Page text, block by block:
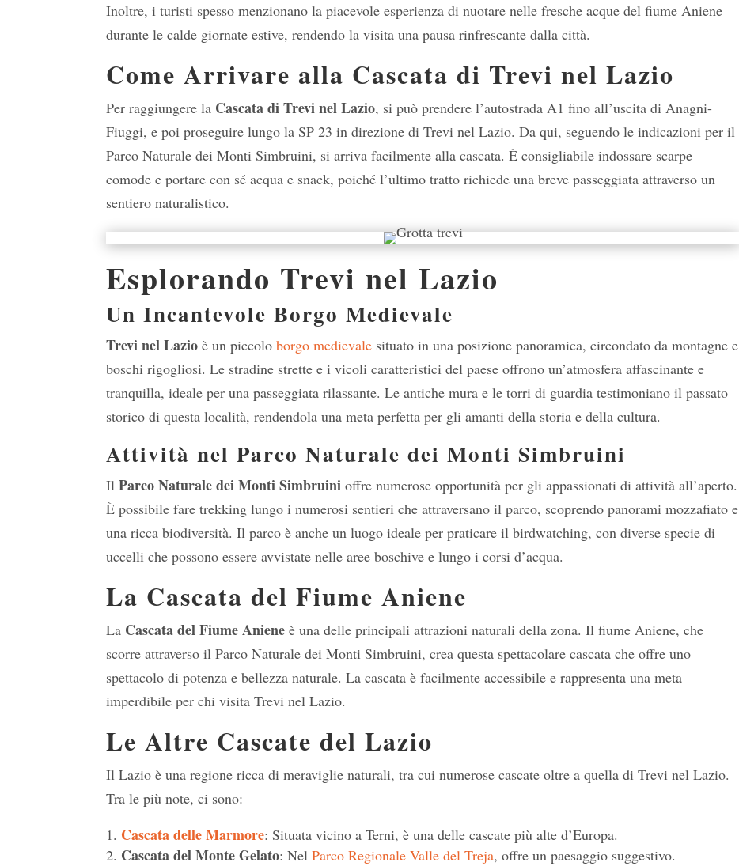
Inoltre, i turisti spesso menzionano la piacevole esperienza di nuotare nelle fresche acque del fiume Aniene
durante le calde giornate estive, rendendo la visita una pausa rinfrescante dalla città.
Come Arrivare alla Cascata di Trevi nel Lazio
Per raggiungere la Cascata di Trevi nel Lazio, si può prendere l’autostrada A1 fino all’uscita di Anagni-
Fiuggi, e poi proseguire lungo la SP 23 in direzione di Trevi nel Lazio. Da qui, seguendo le indicazioni per il
Parco Naturale dei Monti Simbruini, si arriva facilmente alla cascata. È consigliabile indossare scarpe
comode e portare con sé acqua e snack, poiché l’ultimo tratto richiede una breve passeggiata attraverso un
sentiero naturalistico.
Esplorando Trevi nel Lazio
Un Incantevole Borgo Medievale
Trevi nel Lazio è un piccoloborgo medievale situato in una posizione panoramica, circondato da montagne e
boschi rigogliosi. Le stradine strette e i vicoli caratteristici del paese offrono un’atmosfera affascinante e
tranquilla, ideale per una passeggiata rilassante. Le antiche mura e le torri di guardia testimoniano il passato
storico di questa località, rendendola una meta perfetta per gli amanti della storia e della cultura.
Attività nel Parco Naturale dei Monti Simbruini
IlParco Naturale dei Monti Simbruini offre numerose opportunità per gli appassionati di attività all’aperto.
È possibile fare trekking lungo i numerosi sentieri che attraversano il parco, scoprendo panorami mozzafiato e
una ricca biodiversità. Il parco è anche un luogo ideale per praticare il birdwatching, con diverse specie di
uccelli che possono essere avvistate nelle aree boschive e lungo i corsi d’acqua.
La Cascata del Fiume Aniene
La Cascata del Fiume Aniene è una delle principali attrazioni naturali della zona. Il fiume Aniene, che
scorre attraverso il Parco Naturale dei Monti Simbruini, crea questa spettacolare cascata che offre uno
spettacolo di potenza e bellezza naturale. La cascata è facilmente accessibile e rappresenta una meta
imperdibile per chi visita Trevi nel Lazio.
Le Altre Cascate del Lazio
Il Lazio è una regione ricca di meraviglie naturali, tra cui numerose cascate oltre a quella di Trevi nel Lazio.
Tra le più note, ci sono:
Cascata delle Marmore: Situata vicino a Terni, è una delle cascate più alte d’Europa.
Cascata del Monte Gelato: NelParco Regionale Valle del Treja, offre un paesaggio suggestivo.